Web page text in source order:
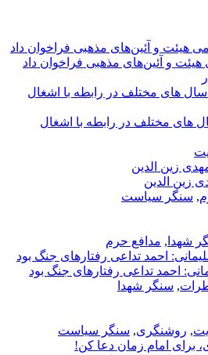
و آئین‌های مذهبی فراخوان داد
های مختلف در رابطه با اشغال
, سنگر سیاست
شهدا , مدافع حرم
احمد تداعی رفتارهای جنگ بود
, سنگر شهدا
, روشنگری, سنگر سیاست